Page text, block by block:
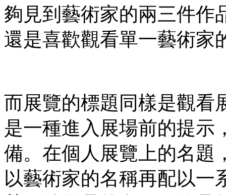
夠見到藝術家的兩三件作
還是喜歡觀看單一藝術家
而展覽的標題同樣是觀看
是一種進入展場前的提示
備。在個人展覽上的名題
以藝術家的名稱再配以一